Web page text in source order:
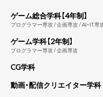
ゲーム総合学科【4年制】
プログラマー専攻 / 企画専攻 / AI・IT専
ゲーム学科【2年制】
プログラマー専攻 / 企画専攻
CG学科
動画・配信クリエイター学科